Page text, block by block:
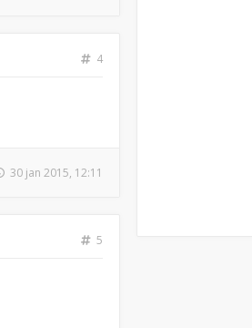
4
30 jan 2015, 12:11
5